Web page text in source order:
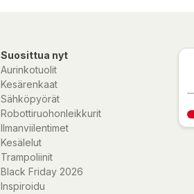
Suosittua nyt
Aurinkotuolit
Kesärenkaat
Sähköpyörät
Robottiruohonleikkurit
Ilmanviilentimet
Kesälelut
Trampoliinit
Black Friday 2026
Inspiroidu